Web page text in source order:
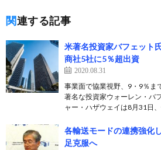
関連する記事
米著名投資家バフェット
商社5社に5％超出資
2020.08.31
事業面で協業視野、9・9％ま
著名な投資家ウォーレン・バ
ャー・ハザウェイは8月31日
各輸送モードの連携強化
足克服へ